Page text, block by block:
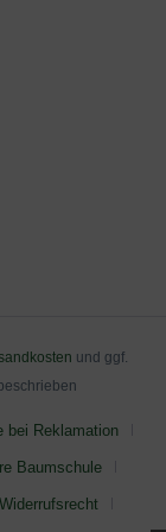
und ggf.
bei Reklamation
Baumschule
Widerrufsrecht